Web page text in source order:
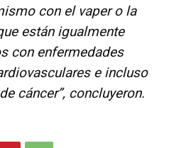
con el vaper o la
están igualmente
con enfermedades
e incluso
cáncer”, concluyeron.